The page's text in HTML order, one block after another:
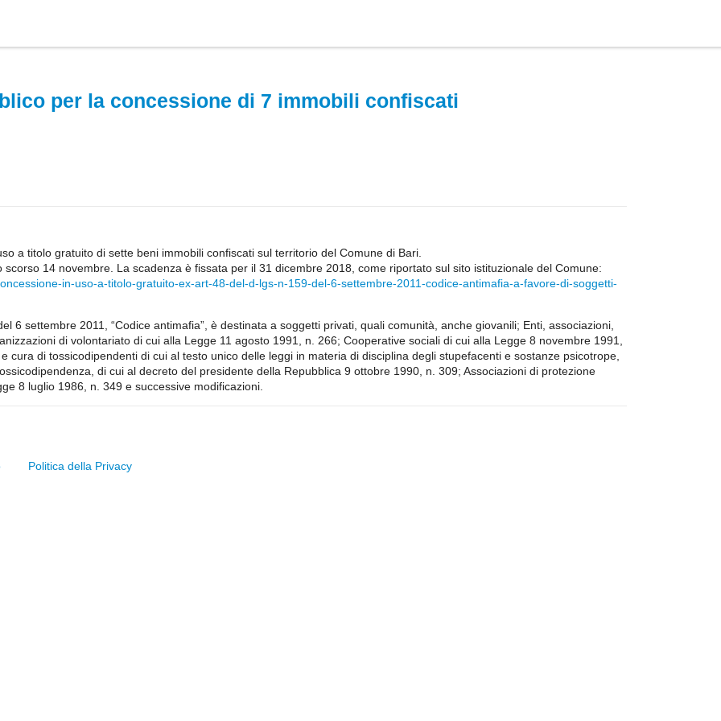
per la concessione di 7 immobili confiscati
a titolo gratuito di sette beni immobili confiscati sul territorio del Comune di Bari.
scorso 14 novembre. La scadenza è fissata per il 31 dicembre 2018, come riportato sul sito istituzionale del Comune:
in-uso-a-titolo-gratuito-ex-art-48-del-d-lgs-n-159-del-6-settembre-2011-codice-antimafia-a-favore-di-soggetti-
6 settembre 2011, “Codice antimafia”, è destinata a soggetti privati, quali comunità, anche giovanili; Enti, associazioni,
di volontariato di cui alla Legge 11 agosto 1991, n. 266; Cooperative sociali di cui alla Legge 8 novembre 1991,
cura di tossicodipendenti di cui al testo unico delle leggi in materia di disciplina degli stupefacenti e sostanze psicotrope,
di cui al decreto del presidente della Repubblica 9 ottobre 1990, n. 309; Associazioni di protezione
8 luglio 1986, n. 349 e successive modificazioni.
Politica della Privacy